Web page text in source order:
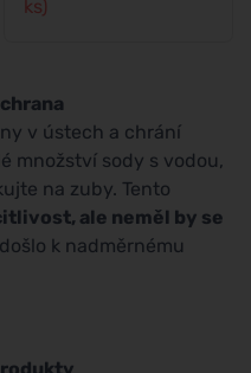
ks)
v ústech a chrání
množství sody s vodou,
na zuby. Tento
ale neměl by se
k nadměrnému